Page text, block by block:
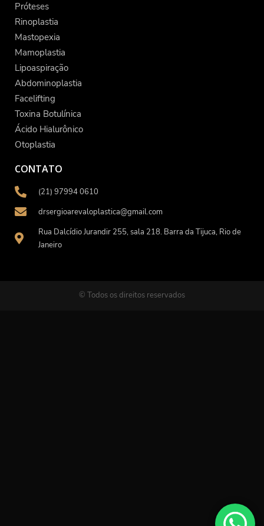
Próteses
Rinoplastia
Mastopexia
Mamoplastia
Lipoaspiração
Abdominoplastia
Facelifting
Toxina Botulínica
Ácido Hialurônico
Otoplastia
CONTATO
(21) 97994 0610
drsergioarevaloplastica@gmail.com
Rua Dalcídio Jurandir 255, sala 218. Barra da Tijuca, Rio de
Janeiro
© Todos os direitos reservados